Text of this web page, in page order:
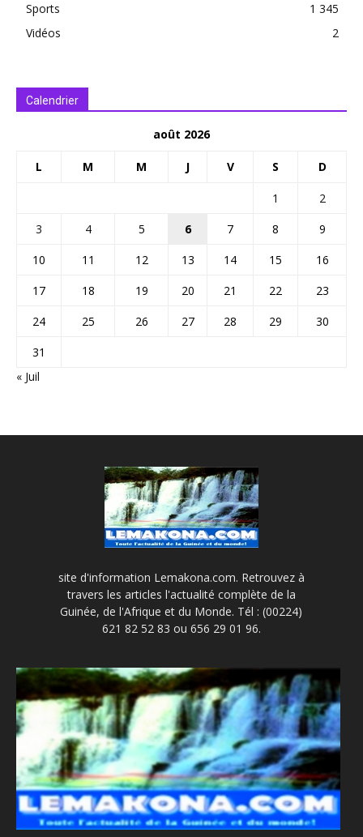
Sports
1 345
Vidéos
2
Calendrier
août 2026
L M M J V S D
1
2
3
4 5 6 7 8
9
10
11 12 13 14 15
16
17
18 19 20 21 22
23
24
25 26 27 28 29
30
31
« Juil
site d'information Lemakona.com. Retrouvez à
travers les articles l'actualité complète de la
Guinée, de l'Afrique et du Monde. Tél : (00224)
621 82 52 83 ou 656 29 01 96.